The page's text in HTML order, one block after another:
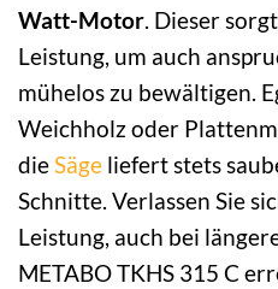
Watt-Motor. Dieser
Leistung, um auch
mühelos zu bewältigen.
Weichholz oder
dieSäge liefert stets
Schnitte. Verlassen Sie
Leistung, auch bei
METABO TKHS 315 C